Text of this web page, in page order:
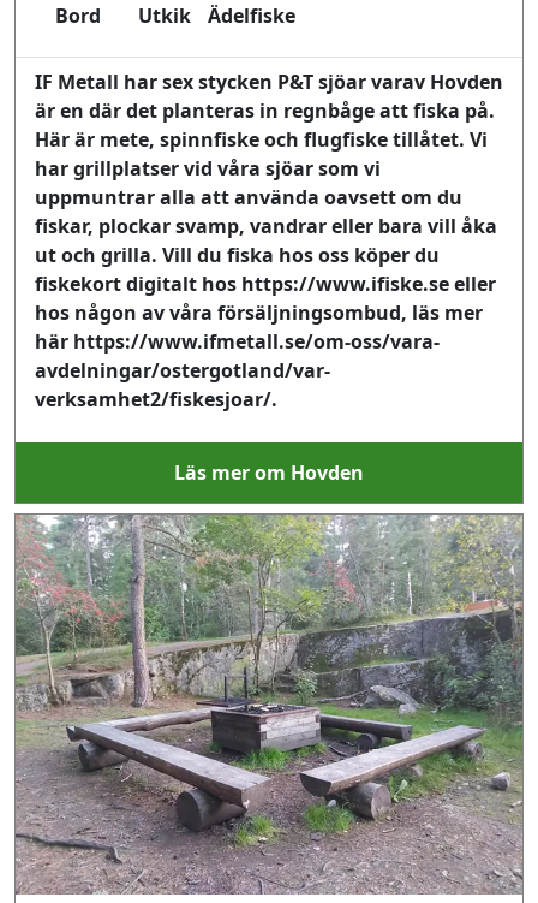
Bord Utkik Ädelfiske
IF Metall har sex stycken P&T sjöar varav Hovden
är en där det planteras in regnbåge att fiska på.
Här är mete, spinnfiske och flugfiske tillåtet. Vi
har grillplatser vid våra sjöar som vi
uppmuntrar alla att använda oavsett om du
fiskar, plockar svamp, vandrar eller bara vill åka
ut och grilla. Vill du fiska hos oss köper du
fiskekort digitalt hos https://www.ifiske.se eller
hos någon av våra försäljningsombud, läs mer
här https://www.ifmetall.se/om-oss/vara-
avdelningar/ostergotland/var-
verksamhet2/fiskesjoar/.
Läs mer om Hovden